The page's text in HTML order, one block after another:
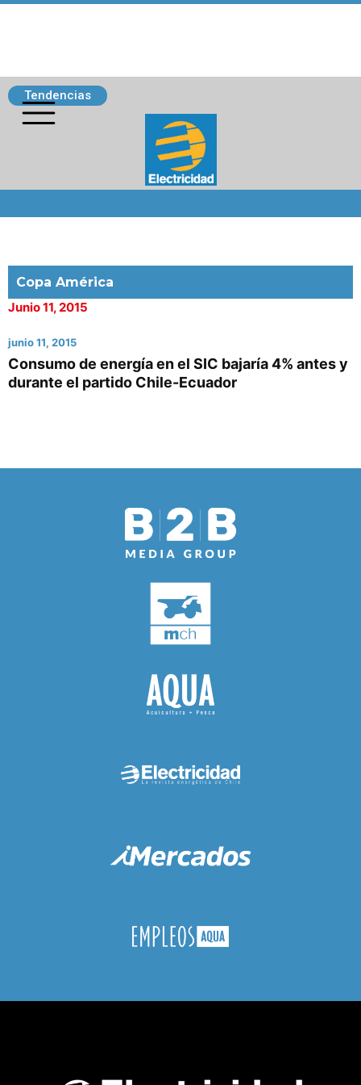
Tendencias
Copa América
Junio 11, 2015
junio 11, 2015
Consumo de energía en el SIC bajaría 4% antes y
durante el partido Chile-Ecuador